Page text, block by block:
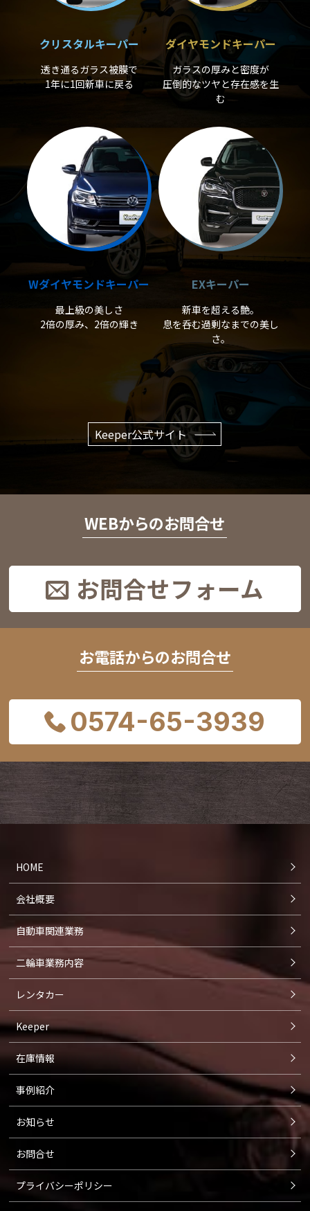
クリスタルキーパー
透き通るガラス被膜で
1年に1回新車に戻る
ダイヤモンドキーパー
ガラスの厚みと密度が
圧倒的なツヤと存在感を生
む
Wダイヤモンドキーパー
最上級の美しさ
2倍の厚み、2倍の輝き
EXキーパー
新車を超える艶。
息を呑む過剰なまでの美し
さ。
Keeper公式サイト
WEBからのお問合せ
お問合せフォーム
お電話からのお問合せ
0574-65-3939
HOME
会社概要
自動車関連業務
二輪車業務内容
レンタカー
Keeper
在庫情報
事例紹介
お知らせ
お問合せ
プライバシーポリシー